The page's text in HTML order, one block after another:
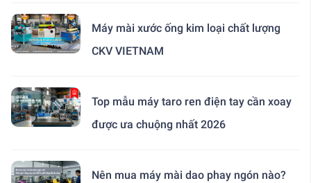
Máy mài xước ống kim loại chất lượng
CKV VIETNAM
Top mẫu máy taro ren điện tay cần xoay
được ưa chuộng nhất 2026
Nên mua máy mài dao phay ngón nào?